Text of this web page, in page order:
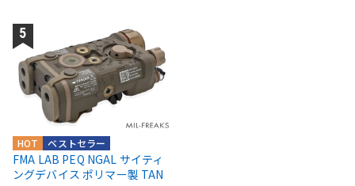
ベストセラー
HOT
FMA LAB PEQ NGAL サイティ
ングデバイス ポリマー製 TAN